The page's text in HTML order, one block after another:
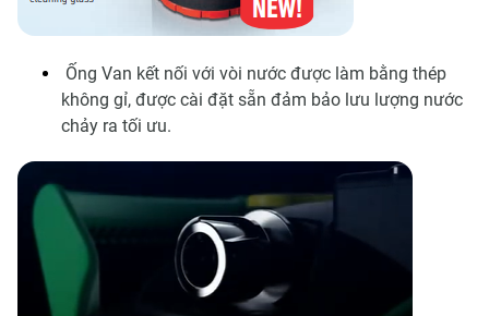
Ống Van kết nối với vòi nước được làm bằng thép
không gỉ, được cài đặt sẵn đảm bảo lưu lượng nước
chảy ra tối ưu.